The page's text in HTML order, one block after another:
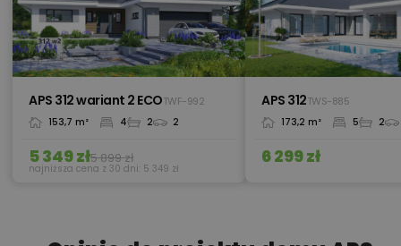
Pakiet umów i wniosków 450,00 zł
Pompa ciepła 450,00 zł
APS 312 wariant 2 ECOTWF-992
153,7 m² 4 2 2
5 349 zł5 899 zł
najniższa cena z 30 dni: 5 349 zł
APS 312TWS-885
173,2 m² 5 2
6 299 zł